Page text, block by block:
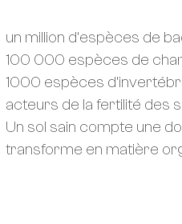
un million d’espèces de
100 000 espèces de
1000 espèces
acteurs de la fertilité des
Un sol sain compte une
transforme en matière